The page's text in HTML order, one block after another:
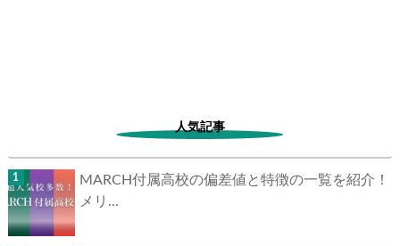
人気記事
MARCH付属高校の偏差値と特徴の一覧を紹介！
メリ...